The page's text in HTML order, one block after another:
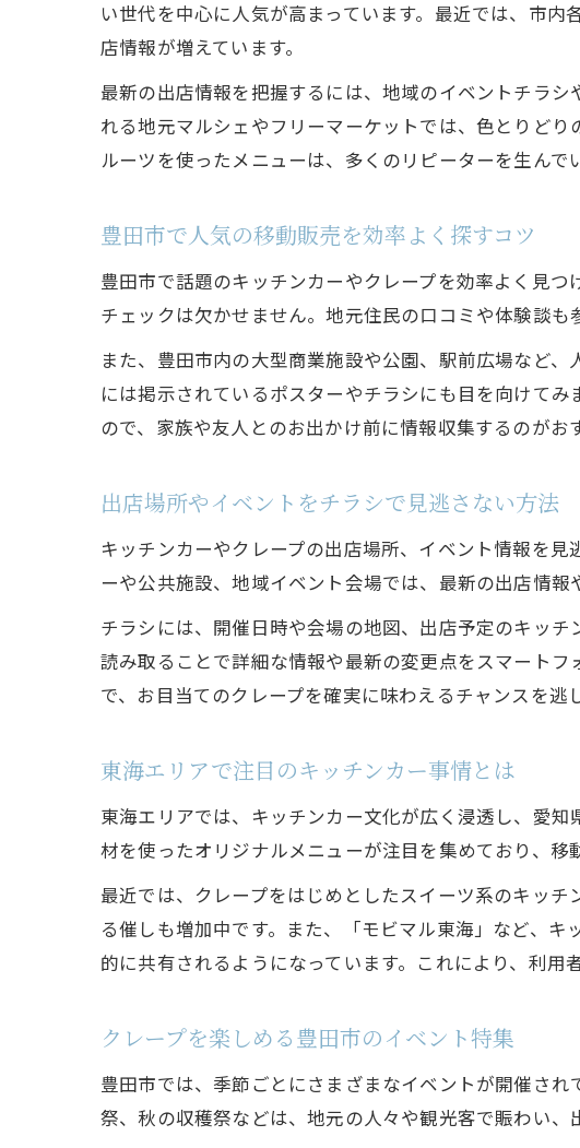
イベ
家族
女子
い世代を中心に人気が高まっています。最近では、市
店情報が増えています。
最新の出店情報を把握するには、地域のイベントチラ
れる地元マルシェやフリーマーケットでは、色とりど
ルーツを使ったメニューは、多くのリピーターを生んで
豊田市で人気の移動販売を効率よく探すコツ
豊田市で話題のキッチンカーやクレープを効率よく見
チェックは欠かせません。地元住民の口コミや体験談も
また、豊田市内の大型商業施設や公園、駅前広場など
には掲示されているポスターやチラシにも目を向けて
ので、家族や友人とのお出かけ前に情報収集するのがお
出店場所やイベントをチラシで見逃さない方法
キッチンカーやクレープの出店場所、イベント情報を
ーや公共施設、地域イベント会場では、最新の出店情報
チラシには、開催日時や会場の地図、出店予定のキッ
読み取ることで詳細な情報や最新の変更点をスマート
で、お目当てのクレープを確実に味わえるチャンスを逃
東海エリアで注目のキッチンカー事情とは
東海エリアでは、キッチンカー文化が広く浸透し、愛
材を使ったオリジナルメニューが注目を集めており、移
最近では、クレープをはじめとしたスイーツ系のキッ
る催しも増加中です。また、「モビマル東海」など、
的に共有されるようになっています。これにより、利用
クレープを楽しめる豊田市のイベント特集
豊田市では、季節ごとにさまざまなイベントが開催さ
祭、秋の収穫祭などは、地元の人々や観光客で賑わい、